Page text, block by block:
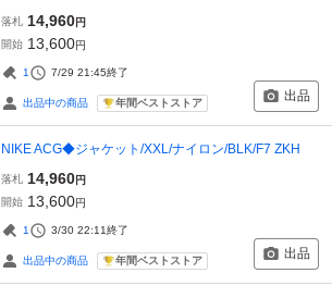
落札 14,960円
開始 13,600円
1 7/29 21:45終了
出品中の商品 年間ベストストア 出品
NIKE ACG◆ジャケット/XXL/ナイロン/BLK/F7 ZKH
落札 14,960円
開始 13,600円
1 3/30 22:11終了
出品中の商品 年間ベストストア 出品